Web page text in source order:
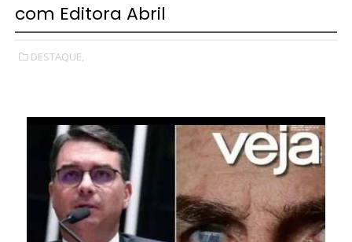
com Editora Abril
DESTAQUE,